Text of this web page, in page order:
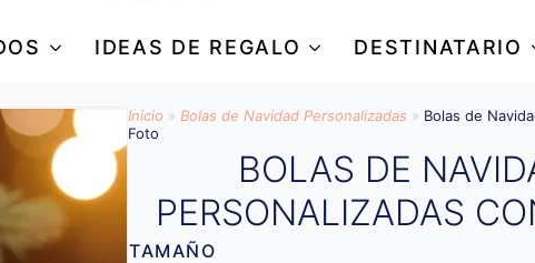
IDEAS DE REGALO DESTINATARIO
Inicio » Bolas de Navidad Personalizadas » Bolas de
Foto
BOLAS DE
PERSONALIZADAS
TAMAÑO